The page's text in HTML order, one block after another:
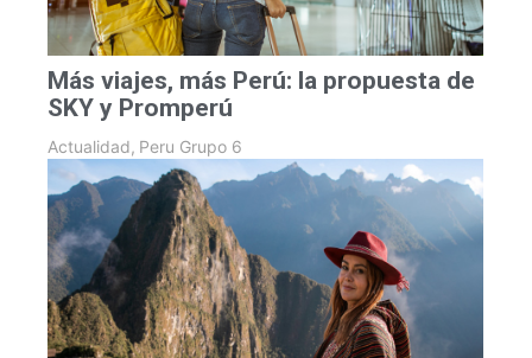
Más viajes, más Perú: la propuesta de
SKY y Promperú
Actualidad, Peru Grupo 6